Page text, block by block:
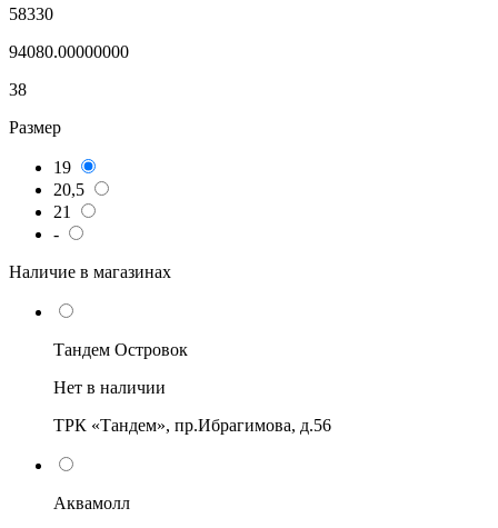
58330
94080.00000000
38
Размер
19
20,5
21
-
Наличие в магазинах
Тандем Островок
Нет в наличии
ТРК «Тандем», пр.Ибрагимова, д.56
Аквамолл